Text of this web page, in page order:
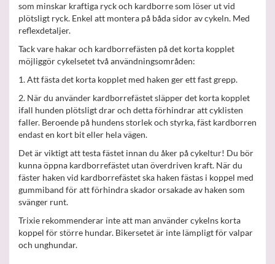
som minskar kraftiga ryck och kardborre som löser ut vid
plötsligt ryck. Enkel att montera på båda sidor av cykeln. Med
reflexdetaljer.
Tack vare hakar och kardborrefästen på det korta kopplet
möjliggör cykelsetet två användningsområden:
1. Att fästa det korta kopplet med haken ger ett fast grepp.
2. När du använder kardborrefästet släpper det korta kopplet
ifall hunden plötsligt drar och detta förhindrar att cyklisten
faller. Beroende på hundens storlek och styrka, fäst kardborren
endast en kort bit eller hela vägen.
Det är viktigt att testa fästet innan du åker på cykeltur! Du bör
kunna öppna kardborrefästet utan överdriven kraft. När du
fäster haken vid kardborrefästet ska haken fästas i koppel med
gummiband för att förhindra skador orsakade av haken som
svänger runt.
Trixie rekommenderar inte att man använder cykelns korta
koppel för större hundar. Bikersetet är inte lämpligt för valpar
och unghundar.